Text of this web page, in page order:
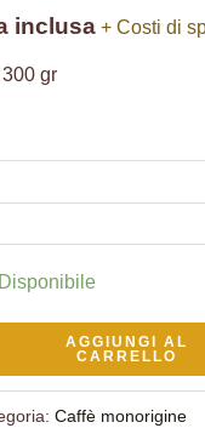
inclusa + Costi di
gr
Disponibile
AGGIUNGI AL
CARRELLO
Caffè monorigine